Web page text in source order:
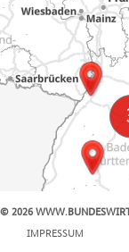
© 2026
IMPRESSUM